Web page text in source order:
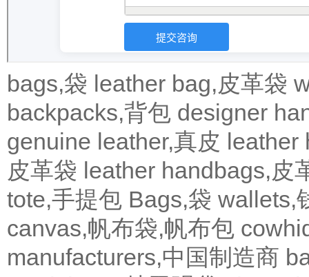
bags,袋 leather bag,皮革袋
backpacks,背包 designer
genuine leather,真皮 leather
皮革袋 leather handbags,皮
tote,手提包 Bags,袋 wallets,
canvas,帆布袋,帆布包
manufacturers,中国制造商